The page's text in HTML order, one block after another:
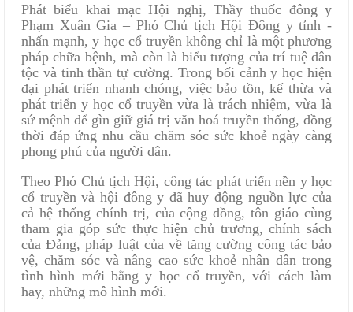
Phát biểu khai mạc Hội nghị, Thầy thuốc đông y
Phạm Xuân Gia – Phó Chủ tịch Hội Đông y tỉnh -
nhấn mạnh, y học cổ truyền không chỉ là một phương
pháp chữa bệnh, mà còn là biểu tượng của trí tuệ dân
tộc và tinh thần tự cường. Trong bối cảnh y học hiện
đại phát triển nhanh chóng, việc bảo tồn, kế thừa và
phát triển y học cổ truyền vừa là trách nhiệm, vừa là
sứ mệnh để gìn giữ giá trị văn hoá truyền thống, đồng
thời đáp ứng nhu cầu chăm sóc sức khoẻ ngày càng
phong phú của người dân.
Theo Phó Chủ tịch Hội, công tác phát triển nền y học
cổ truyền và hội đông y đã huy động nguồn lực của
cả hệ thống chính trị, của cộng đồng, tôn giáo cùng
tham gia góp sức thực hiện chủ trương, chính sách
của Đảng, pháp luật của về tăng cường công tác bảo
vệ, chăm sóc ​và nâng cao sức khoẻ nhân dân trong
tình hình mới bằng y học cổ truyền, với cách làm
hay, những mô hình mới.